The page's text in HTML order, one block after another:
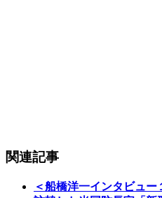
関連記事
＜船橋洋一インタビュ